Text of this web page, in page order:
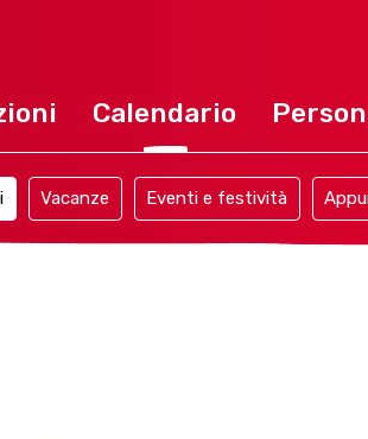
Calendario
Vacanze Eventi e festività